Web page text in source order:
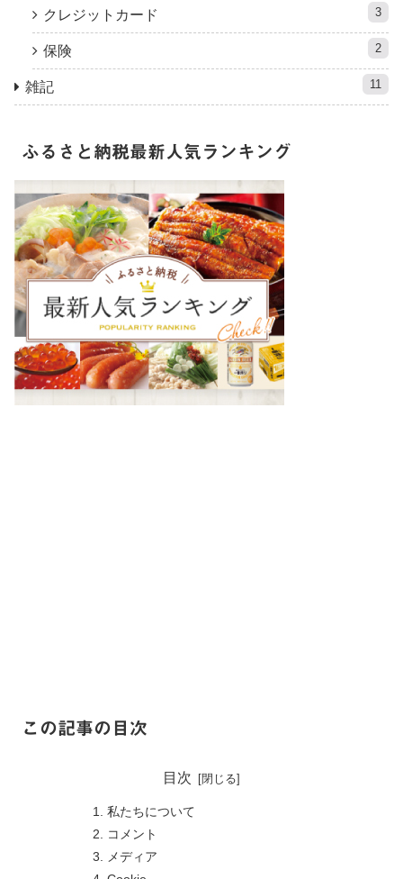
クレジットカード 3
保険 2
雑記 11
ふるさと納税最新人気ランキング
この記事の目次
目次
私たちについて
コメント
メディア